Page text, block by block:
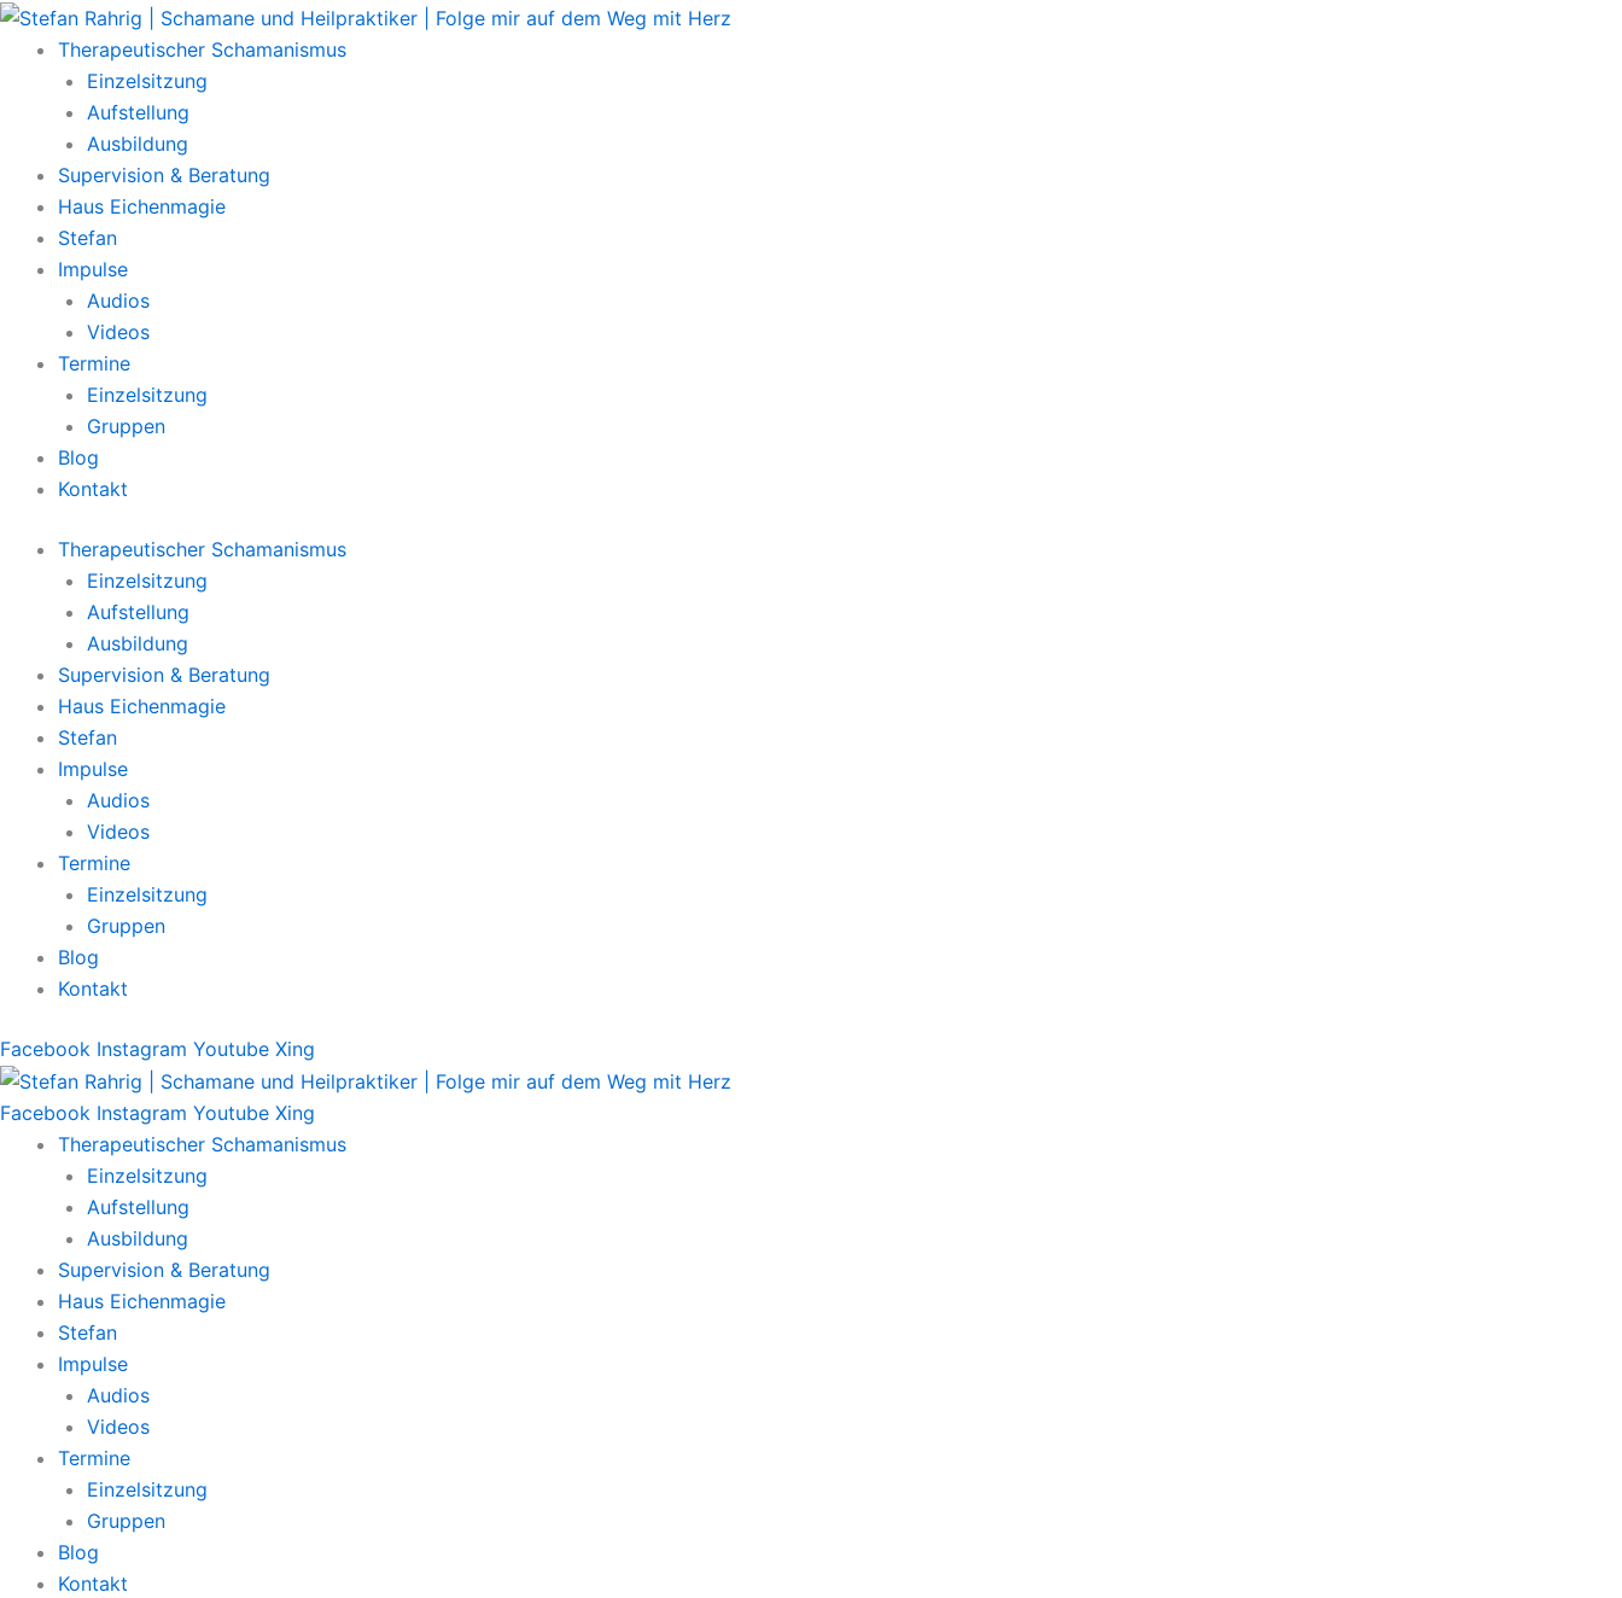
Zum
Inhalt
springen
Therapeutischer Schamanismus
Einzelsitzung
Aufstellung
Ausbildung
Supervision & Beratung
Haus Eichenmagie
Stefan
Impulse
Audios
Videos
Termine
Einzelsitzung
Gruppen
Blog
Kontakt
Therapeutischer Schamanismus
Einzelsitzung
Aufstellung
Ausbildung
Supervision & Beratung
Haus Eichenmagie
Stefan
Impulse
Audios
Videos
Termine
Einzelsitzung
Gruppen
Blog
Kontakt
Facebook Instagram Youtube Xing
Facebook Instagram Youtube Xing
Therapeutischer Schamanismus
Einzelsitzung
Aufstellung
Ausbildung
Supervision & Beratung
Haus Eichenmagie
Stefan
Impulse
Audios
Videos
Termine
Einzelsitzung
Gruppen
Blog
Kontakt
Main
Menu